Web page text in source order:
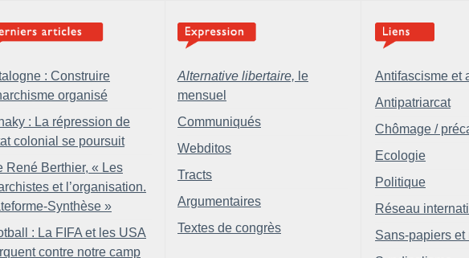
: Construire
organisé
: La répression de
colonial se poursuit
René Berthier, « Les
et l’organisation.
Synthèse »
: La FIFA et les USA
contre notre camp
Alternative libertaire, le
mensuel
Communiqués
Webditos
Tracts
Argumentaires
Textes de congrès
Antifascisme et
Antipatriarcat
Chômage /
Ecologie
Politique
Réseau
Sans-papiers et